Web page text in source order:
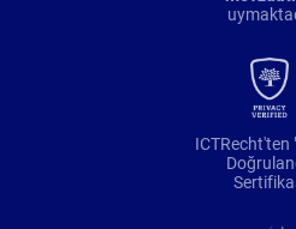
ICTRecht'ten